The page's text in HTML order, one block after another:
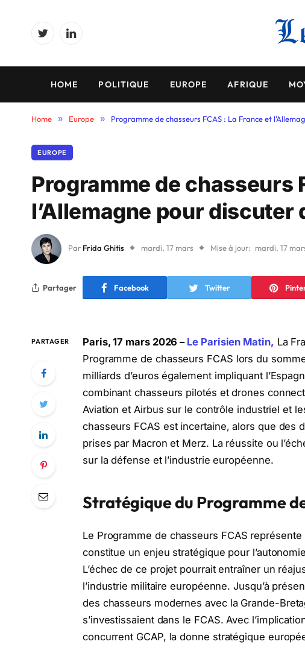
TwitterLinkedIn
HOME POLITIQUE EUROPE AFRIQUE
Home » Europe » Programme de chasseurs FCAS : La France et
EUROPE
Programme de chasseurs
l’Allemagne pour discuter
Par Frida Ghitis mardi, 17 mars Mise à jour: mardi, 17
Partager Facebook Twitter
PARTAGER Paris, 17 mars 2026 – Le Parisien Matin, La
Programme de chasseurs FCAS lors du
milliards d’euros également impliquant
combinant chasseurs pilotés et drones
Aviation et Airbus sur le contrôle industriel et
chasseurs FCAS est incertaine, alors que des
prises par Macron et Merz. La réussite ou
sur la défense et l’industrie européenne.
Stratégique du Programme
Le Programme de chasseurs FCAS
constitue un enjeu stratégique pour
L’échec de ce projet pourrait entraîner un
l’industrie militaire européenne. Jusqu’à
des chasseurs modernes avec la Grande-
s’investissaient dans le FCAS. Avec
concurrent GCAP, la donne stratégique